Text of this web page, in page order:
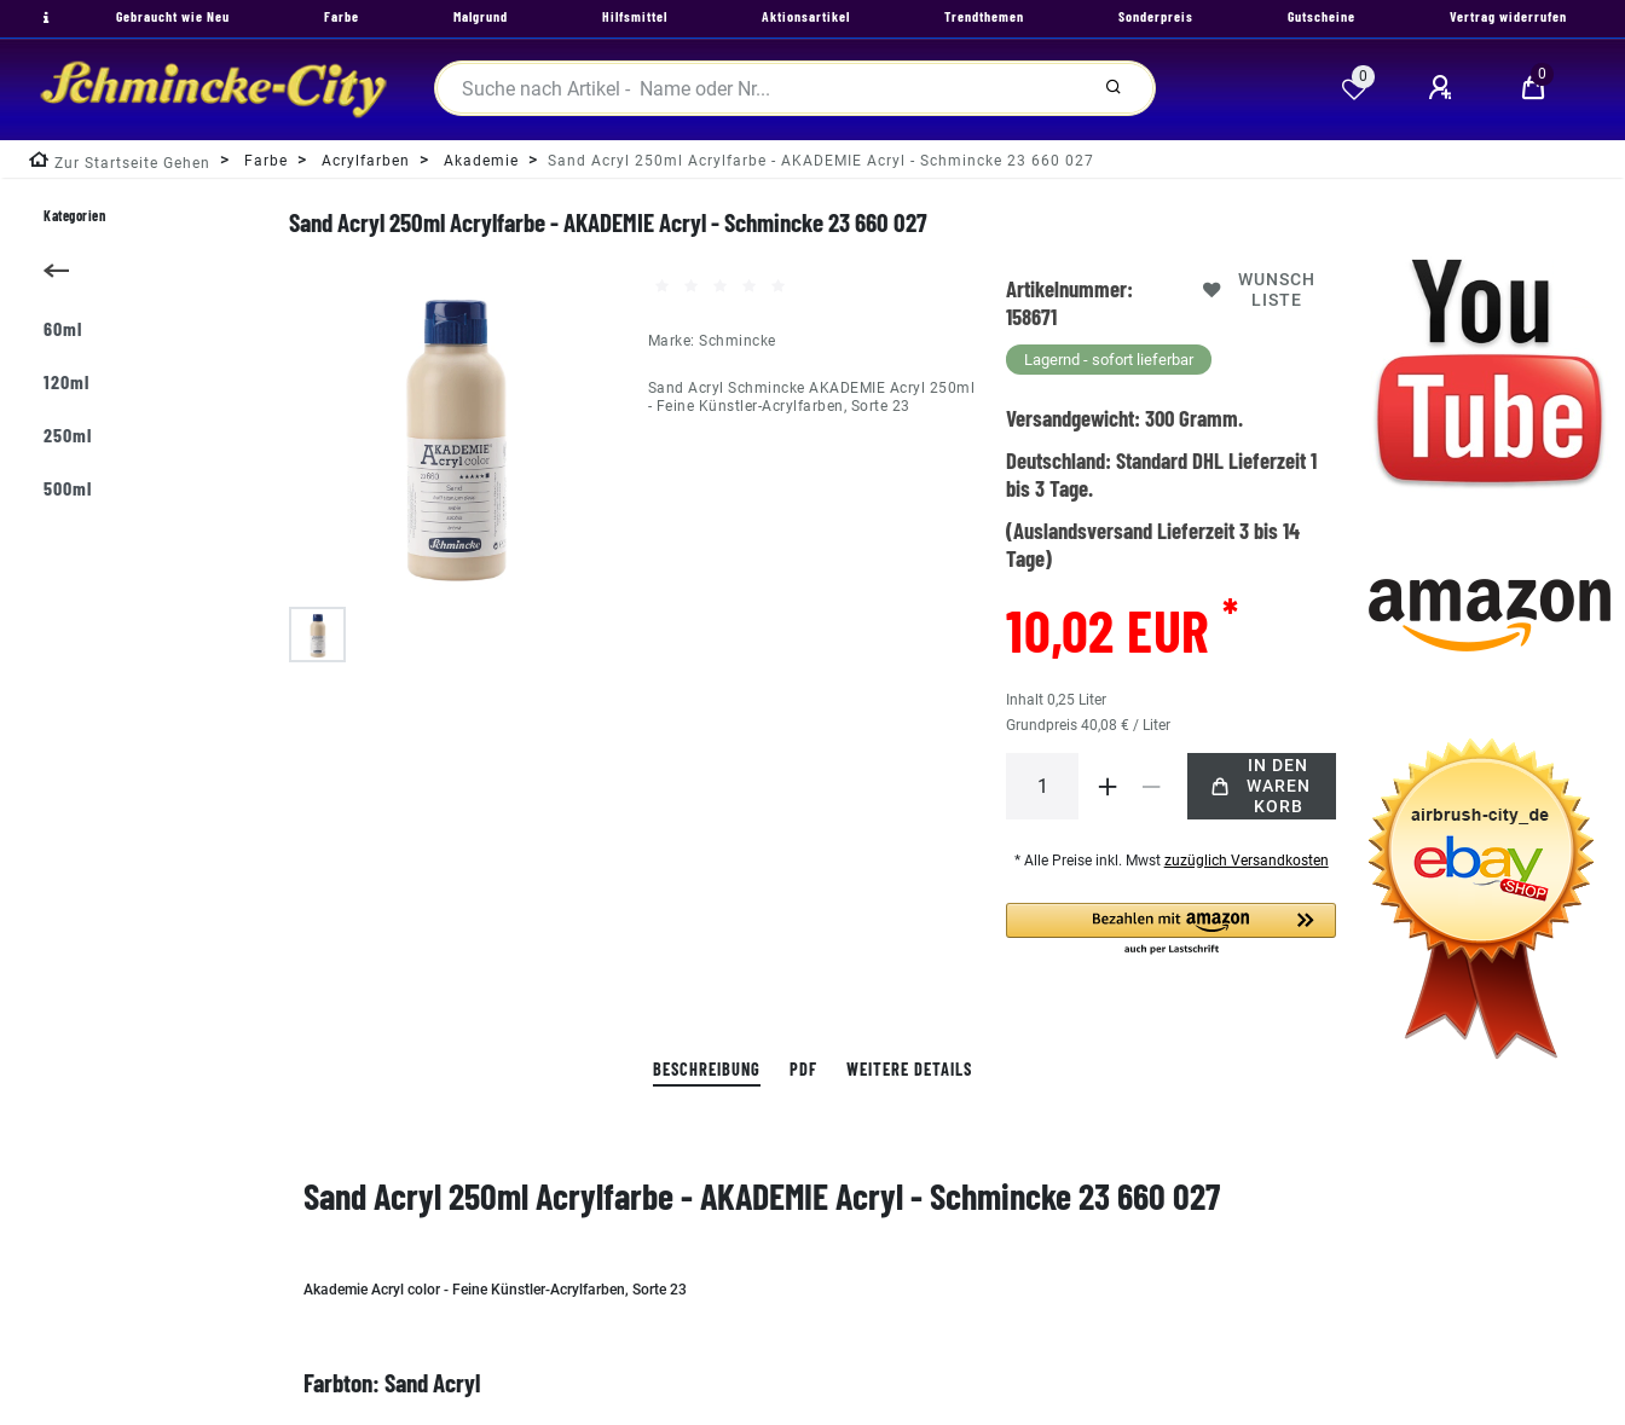
Gebraucht wie Neu Farbe Malgrund Hilfsmittel Aktionsartikel Trendthemen Sonderpreis Gutscheine Vertrag widerrufen
0 0
Zur Startseite Gehen Farbe Acrylfarben Akademie Sand Acryl 250ml Acrylfarbe - AKADEMIE Acryl - Schmincke 23 660 027
Sand Acryl 250ml Acrylfarbe - AKADEMIE Acryl - Schmincke 23 660 027
Marke:Schmincke
Sand Acryl Schmincke AKADEMIE Acryl 250ml
- Feine Künstler-Acrylfarben, Sorte 23
Artikelnummer:
158671
WUNSCH
LISTE
Lagernd - sofort lieferbar
Versandgewicht:300Gramm.
Deutschland:Standard DHL Lieferzeit 1
bis 3 Tage.
(Auslandsversand Lieferzeit 3 bis 14
Tage)
10,02 EUR*
Inhalt0,25 Liter
Grundpreis40,08 € / Liter
IN DEN
WAREN
KORB
* Alle Preise inkl. Mwst zuzüglich Versandkosten
BESCHREIBUNG PDF WEITERE DETAILS
Sand Acryl 250ml Acrylfarbe - AKADEMIE Acryl - Schmincke 23 660 027
Akademie Acryl color - Feine Künstler-Acrylfarben, Sorte 23
Farbton: Sand Acryl
Kategorien
60ml
120ml
250ml
500ml